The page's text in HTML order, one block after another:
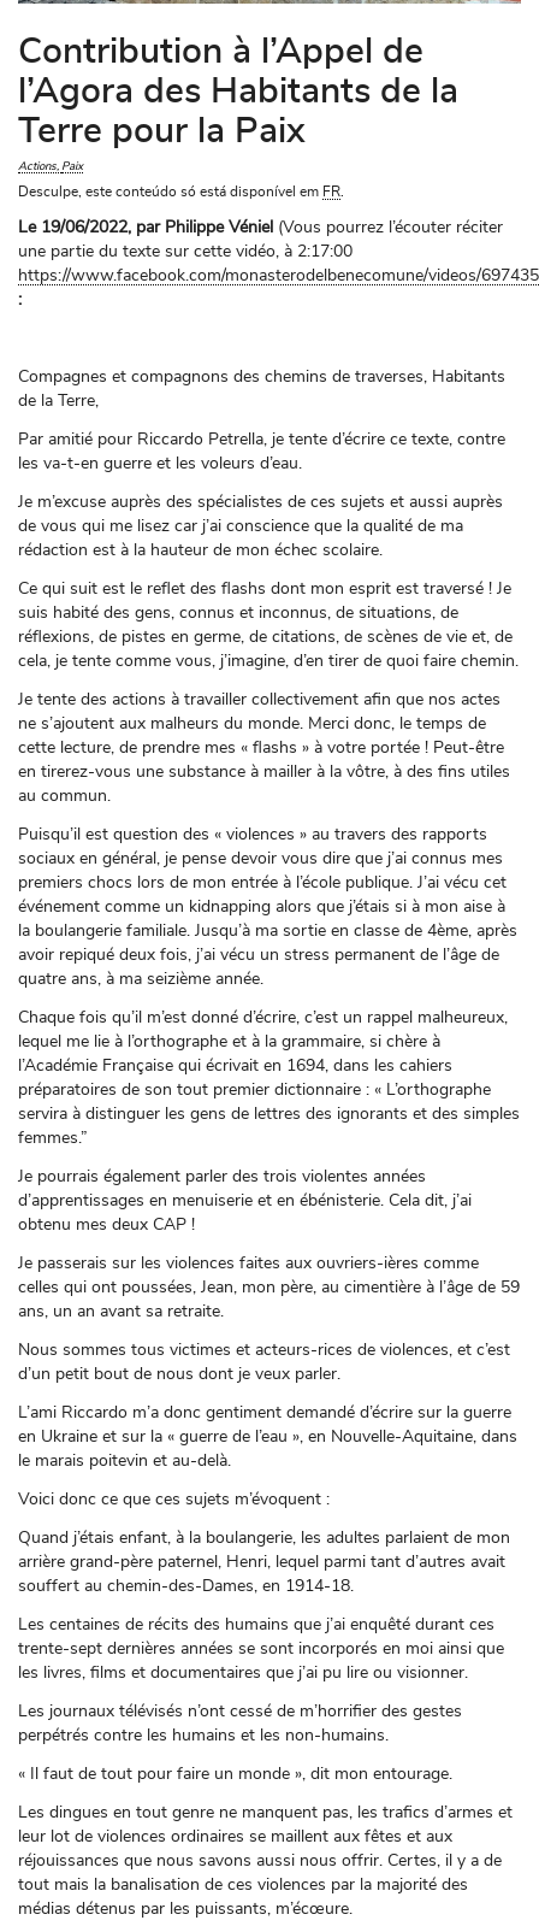
Contribution à l’Appel de
l’Agora des Habitants de la
Terre pour la Paix
Actions Paix
Desculpe, este conteúdo só está disponível em FR
Le 19/06/2022, par Philippe Véniel (Vous pourrez l’écouter réciter
une partie du texte sur cette vidéo, à 2:17:00
https://www.facebook.com/monasterodelbenecomune/videos/
:
Compagnes et compagnons des chemins de traverses, Habitants
de la Terre,
Par amitié pour Riccardo Petrella, je tente d’écrire ce texte, contre
les va-t-en guerre et les voleurs d’eau.
Je m’excuse auprès des spécialistes de ces sujets et aussi auprès
de vous qui me lisez car j’ai conscience que la qualité de ma
rédaction est à la hauteur de mon échec scolaire.
Ce qui suit est le reflet des flashs dont mon esprit est traversé ! Je
suis habité des gens, connus et inconnus, de situations, de
réflexions, de pistes en germe, de citations, de scènes de vie et, de
cela, je tente comme vous, j’imagine, d’en tirer de quoi faire chemin.
Je tente des actions à travailler collectivement afin que nos actes
ne s’ajoutent aux malheurs du monde. Merci donc, le temps de
cette lecture, de prendre mes « flashs » à votre portée ! Peut-être
en tirerez-vous une substance à mailler à la vôtre, à des fins utiles
au commun.
Puisqu’il est question des « violences » au travers des rapports
sociaux en général, je pense devoir vous dire que j’ai connus mes
premiers chocs lors de mon entrée à l’école publique. J’ai vécu cet
événement comme un kidnapping alors que j’étais si à mon aise à
la boulangerie familiale. Jusqu’à ma sortie en classe de 4ème, après
avoir repiqué deux fois, j’ai vécu un stress permanent de l’âge de
quatre ans, à ma seizième année.
Chaque fois qu’il m’est donné d’écrire, c’est un rappel malheureux,
lequel me lie à l’orthographe et à la grammaire, si chère à
l’Académie Française qui écrivait en 1694, dans les cahiers
préparatoires de son tout premier dictionnaire : « L’orthographe
servira à distinguer les gens de lettres des ignorants et des simples
femmes.”
Je pourrais également parler des trois violentes années
d’apprentissages en menuiserie et en ébénisterie. Cela dit, j’ai
obtenu mes deux CAP !
Je passerais sur les violences faites aux ouvriers-ières comme
celles qui ont poussées, Jean, mon père, au cimentière à l’âge de 59
ans, un an avant sa retraite.
Nous sommes tous victimes et acteurs-rices de violences, et c’est
d’un petit bout de nous dont je veux parler.
L’ami Riccardo m’a donc gentiment demandé d’écrire sur la guerre
en Ukraine et sur la « guerre de l’eau », en Nouvelle-Aquitaine, dans
le marais poitevin et au-delà.
Voici donc ce que ces sujets m’évoquent :
Quand j’étais enfant, à la boulangerie, les adultes parlaient de mon
arrière grand-père paternel, Henri, lequel parmi tant d’autres avait
souffert au chemin-des-Dames, en 1914-18.
Les centaines de récits des humains que j’ai enquêté durant ces
trente-sept dernières années se sont incorporés en moi ainsi que
les livres, films et documentaires que j’ai pu lire ou visionner.
Les journaux télévisés n’ont cessé de m’horrifier des gestes
perpétrés contre les humains et les non-humains.
« Il faut de tout pour faire un monde », dit mon entourage.
Les dingues en tout genre ne manquent pas, les trafics d’armes et
leur lot de violences ordinaires se maillent aux fêtes et aux
réjouissances que nous savons aussi nous offrir. Certes, il y a de
tout mais la banalisation de ces violences par la majorité des
médias détenus par les puissants, m’écœure.